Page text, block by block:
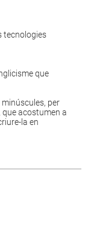
tecnologies
que
per
acostumen a
la en